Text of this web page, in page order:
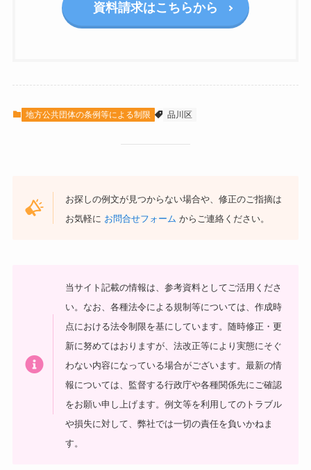
資料請求はこちらから
地方公共団体の条例等による制限 品川区
お探しの例文が見つからない場合や、修正のご指摘は
お気軽に お問合せフォーム からご連絡ください。
当サイト記載の情報は、参考資料としてご活用くださ
い。 なお、各種法令による規制等については、作成時
点における法令制限を基にしています。随時修正・更
新に努めてはおりますが、法改正等により実態にそぐ
わない内容になっている場合がございます。最新の情
報については、監督する行政庁や各種関係先にご確認
をお願い申し上げます。例文等を利用してのトラブル
や損失に対して、弊社では一切の責任を負いかねま
す。